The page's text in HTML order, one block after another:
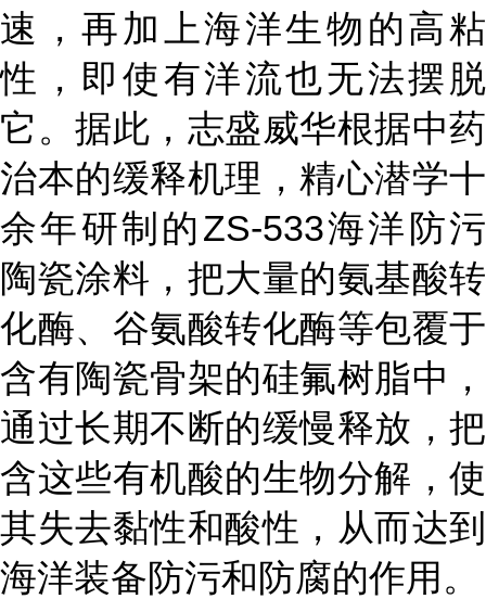
速，再加上海洋生物的高粘
性，即使有洋流也无法摆脱
它。据此，志盛威华根据中药
治本的缓释机理，精心潜学十
余年研制的 ZS-533海洋防污
陶瓷涂料，把大量的氨基酸转
化酶、谷氨酸转化酶等包覆于
含有陶瓷骨架的硅氟树脂中，
通过长期不断的缓慢释放，把
含这些有机酸的生物分解，使
其失去黏性和酸性，从而达到
海洋装备防污和防腐的作用。